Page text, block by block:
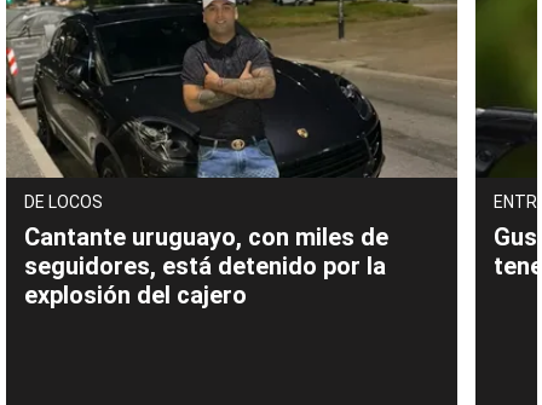
DE LOCOS
Cantante uruguayo, con miles de
seguidores, está detenido por la
explosión del cajero